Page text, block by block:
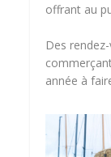
offrant au
Des
année à